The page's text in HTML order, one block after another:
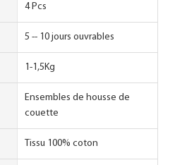
4 Pcs
5 -- 10 jours ouvrables
1-1,5Kg
Ensembles de housse de
couette
Tissu 100% coton